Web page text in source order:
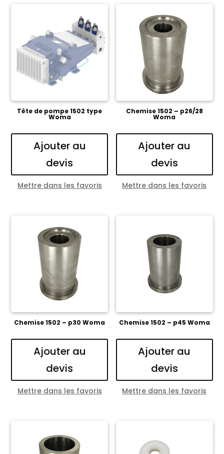
Tête de pompe 1502 type
Woma
Ajouter au
devis
Mettre dans les favoris
Chemise 1502 – p26/28
Woma
Ajouter au
devis
Mettre dans les favoris
Chemise 1502 – p30 Woma
Ajouter au
devis
Mettre dans les favoris
Chemise 1502 – p45 Woma
Ajouter au
devis
Mettre dans les favoris